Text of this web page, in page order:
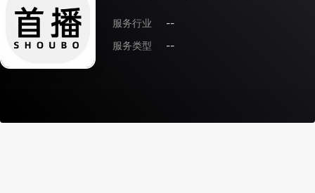
服务行业
--
服务类型
--